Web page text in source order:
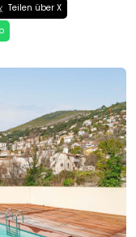
Teilen über X